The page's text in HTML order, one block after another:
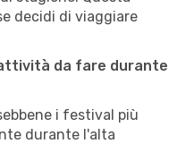
decidi di viaggiare
da fare durante
i festival più
durante l'alta